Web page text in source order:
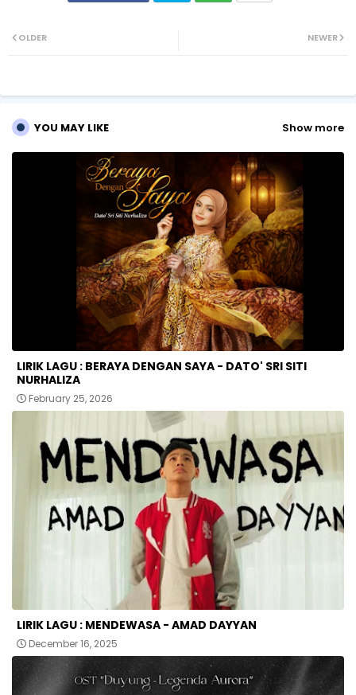
r ap
NEWER
OLDER
YOU MAY LIKE Show more
LIRIK LAGU : BERAYA DENGAN SAYA - DATO' SRI SITI
NURHALIZA
February 25, 2026
LIRIK LAGU : MENDEWASA - AMAD DAYYAN
December 16, 2025